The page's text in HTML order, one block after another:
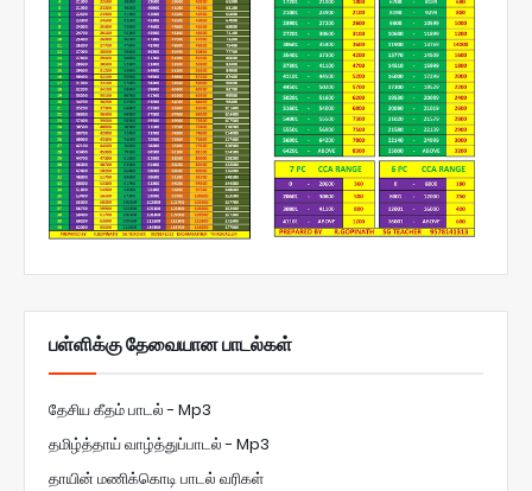
பள்ளிக்கு தேவையான பாடல்கள்
தேசிய கீதம் பாடல் - Mp3
தமிழ்த்தாய் வாழ்த்துப்பாடல் - Mp3
தாயின் மணிக்கொடி பாடல் வரிகள்